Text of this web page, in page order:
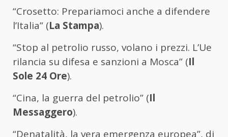
“Crosetto: Prepariamoci anche a difendere
l’Italia” (La Stampa).
“Stop al petrolio russo, volano i prezzi. L’Ue
rilancia su difesa e sanzioni a Mosca” (Il
Sole 24 Ore).
“Cina, la guerra del petrolio” (Il
Messaggero).
“Denatalità, la vera emergenza europea”, di